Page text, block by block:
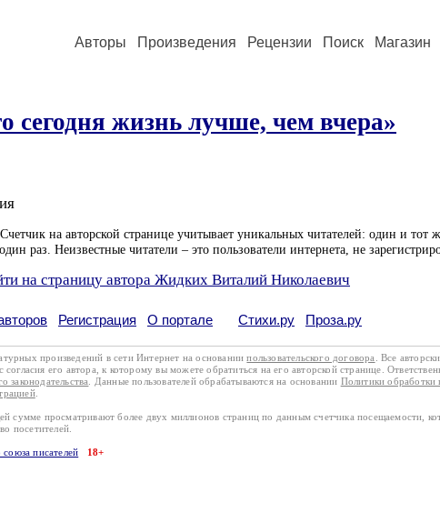
Авторы Произведения Рецензии Поиск Магазин
сегодня жизнь лучше, чем вчера»
на авторской странице учитывает уникальных читателей: один и тот
раз. Неизвестные читатели – это пользователи интернета, не
на страницу автора Жидких Виталий Николаевич
Регистрация О портале Стихи.ру Проза.ру
произведений в сети Интернет на основаниипользовательского договора
. Все
согласия его автора, к которому вы можете обратиться на его авторской странице.
законодательства . Данные пользователей обрабатываются на основании Политики обработки
.
сумме просматривают более двух миллионов страниц по данным счетчика посещаемости,
посетителей.
союза писателей 18+